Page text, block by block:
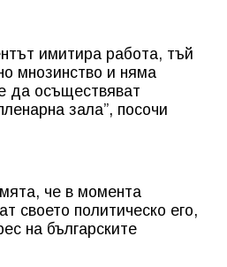
имитира работа, тъй
мнозинство и няма
да осъществяват
зала”, посочи
че в момента
своето политическо его,
на българските